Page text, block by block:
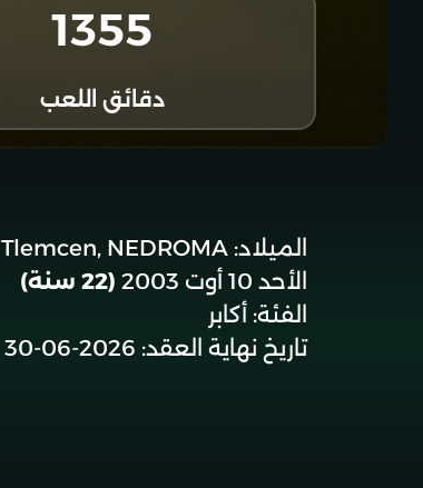
1355
دقائق اللعب
الميلاد: Tlemcen, NEDROMA
الأحد 10 أوت 2003
(22 سنة)
الفئة: أكابر
تاريخ نهاية العقد: 2026-06-30